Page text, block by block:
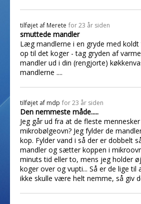
tilføjet af Merete for 23 år siden
smuttede mandler
Læg mandlerne i en gryde med koldt
op til det koger - tag gryden af
mandler ud i din (rengjorte)
mandlerne ....
tilføjet af mdp for 23 år siden
Den nemmeste måde.....
Jeg går ud fra at de fleste
mikrobølgeovn? Jeg fylder de
kop. Fylder vand i så der er dobbelt
mandler og sætter koppen i
minuts tid eller to, mens jeg holder
koger over og vupti... Så er de lige til
ikke skulle være helt nemme, så giv